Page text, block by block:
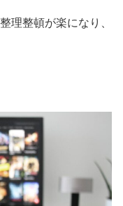
理整頓が楽になり、